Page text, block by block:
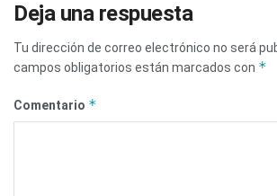
Deja una respuesta
Tu dirección de correo electrónico no será
campos obligatorios están marcados con *
Comentario *